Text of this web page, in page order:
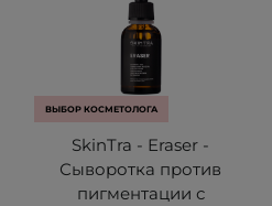
ВЫБОР КОСМЕТОЛОГА
SkinTra - Eraser -
Сыворотка против
пигментации с